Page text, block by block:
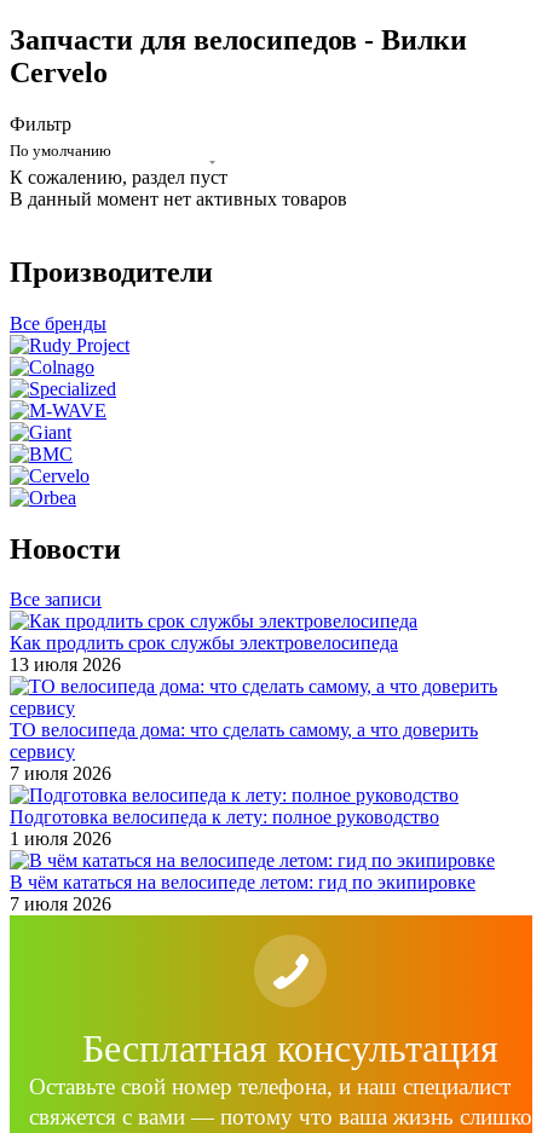
Запчасти для велосипедов - Вилки
Cervelo
Фильтр
По умолчанию
К сожалению, раздел пуст
В данный момент нет активных товаров
Производители
Все бренды
Новости
Все записи
Как продлить срок службы электровелосипеда
13 июля 2026
ТО велосипеда дома: что сделать самому, а что доверить
сервису
7 июля 2026
Подготовка велосипеда к лету: полное руководство
1 июля 2026
В чём кататься на велосипеде летом: гид по экипировке
7 июля 2026
Бесплатная консультация
Оставьте свой номер телефона, и наш специалист
свяжется с вами — потому что ваша жизнь